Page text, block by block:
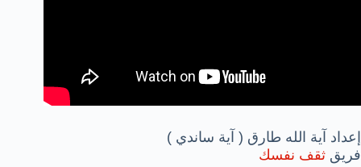
إعداد آية الله طارق ( آية ساندي )
فريق ثقف نفسك